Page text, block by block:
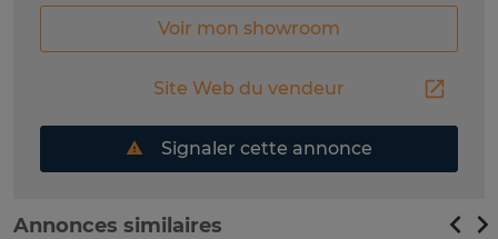
Voir mon showroom
Site Web du vendeur
Signaler cette annonce
Annonces similaires